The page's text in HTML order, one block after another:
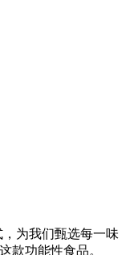
为我们甄选每一味
款功能性食品。